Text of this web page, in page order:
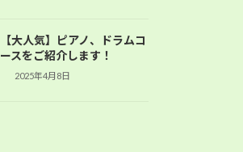
【大人気】ピアノ、ドラムコ
ースをご紹介します！
2025年4月8日